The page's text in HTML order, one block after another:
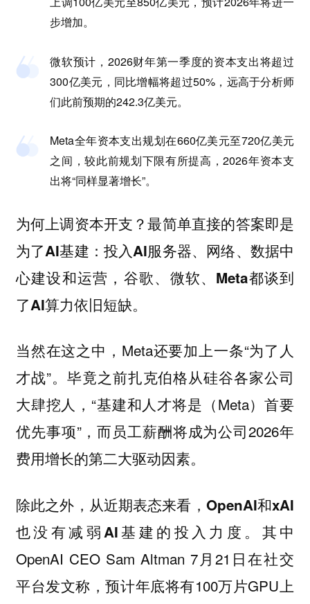
步增加。
微软预计，2026财年第一季度的资本支出将超过
300亿美元，同比增幅将超过50%，远高于分析师
们此前预期的242.3亿美元。
Meta全年资本支出规划在660亿美元至720亿美元
之间，较此前规划下限有所提高，2026年资本支
出将“同样显著增长”。
为何上调资本开支？最简单直接的答案即是
为了AI基建：投入AI服务器、网络、数据中
心建设和运营，谷歌、微软、Meta都谈到
了AI算力依旧短缺。
当然在这之中，Meta还要加上一条“为了人
才战”。毕竟之前扎克伯格从硅谷各家公司
大肆挖人，“基建和人才将是（Meta）首要
优先事项”，而员工薪酬将成为公司2026年
费用增长的第二大驱动因素。
除此之外，从近期表态来看， OpenAI和xAI
也没有减弱AI基建的投入力度 。其中
OpenAI CEO Sam Altman 7月21日在社交
平台发文称，预计年底将有100万片GPU上